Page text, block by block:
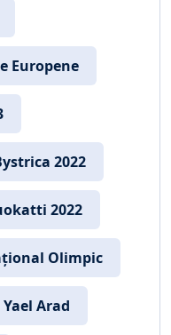
Europene
2022
2022
Olimpic
Yael Arad